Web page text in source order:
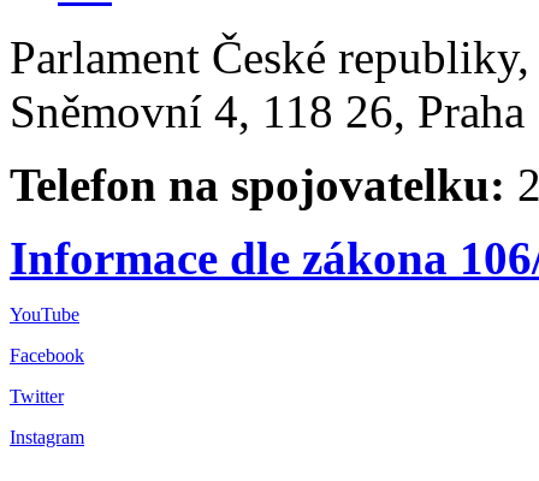
Parlament České
Sněmovní 4, 118 26,
Telefon na spojovatelku:
Informace dle zákona
YouTube
Facebook
Twitter
Instagram